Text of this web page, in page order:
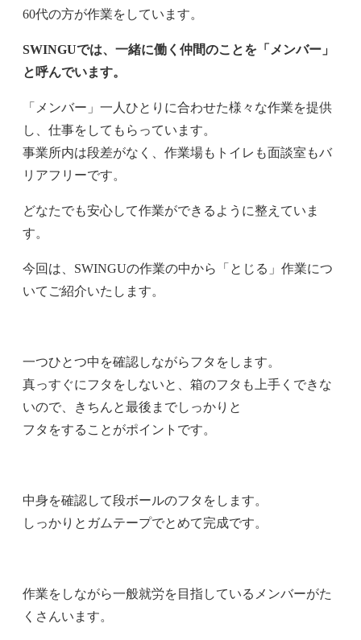
60代の方が作業をしています。
SWINGUでは、一緒に働く仲間のことを「メンバー」
と呼んでいます。
「メンバー」一人ひとりに合わせた様々な作業を提供
し、仕事をしてもらっています。
事業所内は段差がなく、作業場もトイレも面談室もバ
リアフリーです。
どなたでも安心して作業ができるように整えていま
す。
今回は、SWINGUの作業の中から「とじる」作業につ
いてご紹介いたします。
一つひとつ中を確認しながらフタをします。
真っすぐにフタをしないと、箱のフタも上手くできな
いので、きちんと最後までしっかりと
フタをすることがポイントです。
中身を確認して段ボールのフタをします。
しっかりとガムテープでとめて完成です。
作業をしながら一般就労を目指しているメンバーがた
くさんいます。